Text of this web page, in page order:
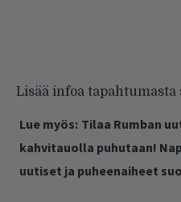
Lisää infoa
Lue myös: Tilaa Rumban
kahvitauolla puhutaan!
uutiset ja puheenaiheet